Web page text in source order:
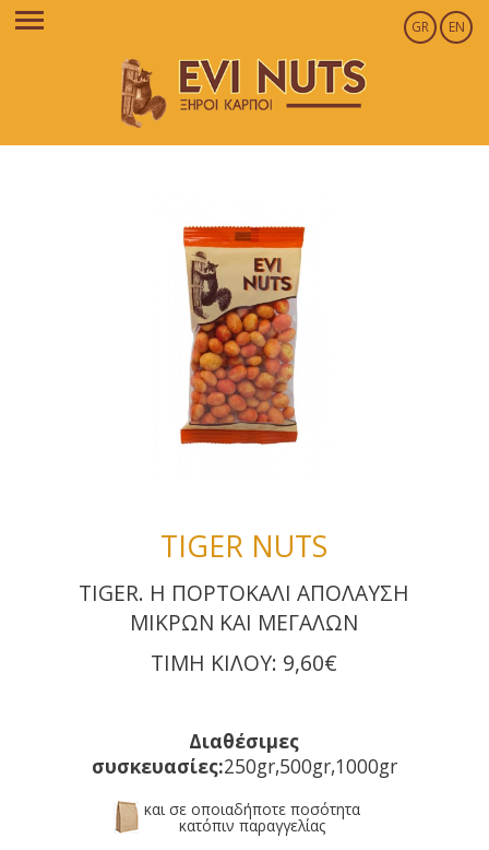
GR EN
TIGER NUTS
TIGER. Η ΠΟΡΤΟΚΑΛΙ ΑΠΟΛΑΥΣΗ
ΜΙΚΡΩΝ ΚΑΙ ΜΕΓΑΛΩΝ
ΤΙΜΗ ΚΙΛΟΥ: 9,60€
Διαθέσιμες
συσκευασίες:250gr,500gr,1000gr
και σε οποιαδήποτε ποσότητα
κατόπιν παραγγελίας